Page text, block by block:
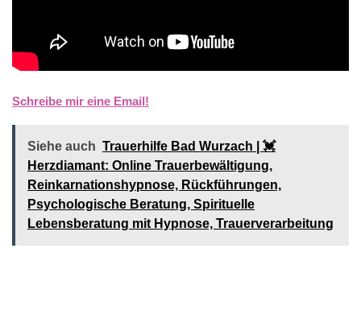
Schreibe mir eine Email!
Siehe auch Trauerhilfe Bad Wurzach | 💓️️
Herzdiamant: Online Trauerbewältigung,
Reinkarnationshypnose, Rückführungen,
Psychologische Beratung, Spirituelle
Lebensberatung mit Hypnose, Trauerverarbeitung